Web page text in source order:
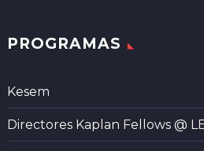
PROGRAMAS
Kesem
Directores Kaplan Fellows @